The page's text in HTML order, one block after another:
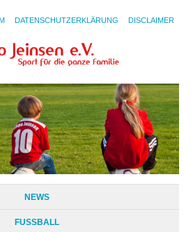
DATENSCHUTZERKLÄRUNG DISCLAIMER
NEWS
FUSSBALL